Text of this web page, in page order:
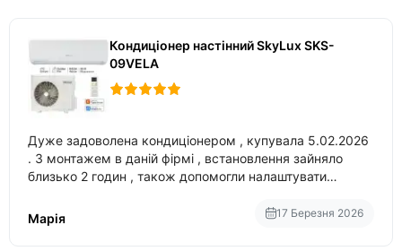
Кондиціонер настінний SkyLux SKS-
09VELA
Дуже задоволена кондиціонером , купувала 5.02.2026
. З монтажем в даній фірмі , встановлення зайняло
близько 2 годин , також допомогли налаштувати
Марія
17 Березня 2026